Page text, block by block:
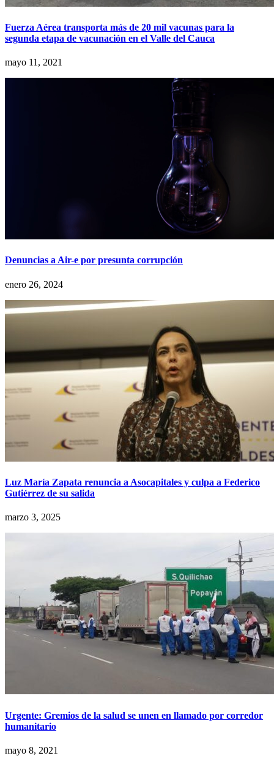
Fuerza Aérea transporta más de 20 mil vacunas para la
segunda etapa de vacunación en el Valle del Cauca
mayo 11, 2021
Denuncias a Air-e por presunta corrupción
enero 26, 2024
Luz María Zapata renuncia a Asocapitales y culpa a Federico
Gutiérrez de su salida
marzo 3, 2025
Urgente: Gremios de la salud se unen en llamado por corredor
humanitario
mayo 8, 2021